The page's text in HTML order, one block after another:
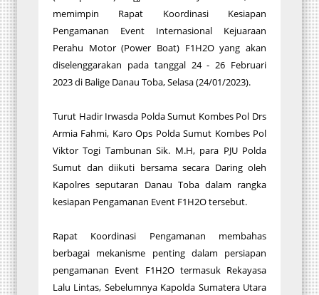
memimpin Rapat Koordinasi Kesiapan
Pengamanan Event Internasional Kejuaraan
Perahu Motor (Power Boat) F1H2O yang akan
diselenggarakan pada tanggal 24 - 26 Februari
2023 di Balige Danau Toba, Selasa (24/01/2023).
Turut Hadir Irwasda Polda Sumut Kombes Pol Drs
Armia Fahmi, Karo Ops Polda Sumut Kombes Pol
Viktor Togi Tambunan Sik. M.H, para PJU Polda
Sumut dan diikuti bersama secara Daring oleh
Kapolres seputaran Danau Toba dalam rangka
kesiapan Pengamanan Event F1H2O tersebut.
Rapat Koordinasi Pengamanan membahas
berbagai mekanisme penting dalam persiapan
pengamanan Event F1H2O termasuk Rekayasa
Lalu Lintas, Sebelumnya Kapolda Sumatera Utara